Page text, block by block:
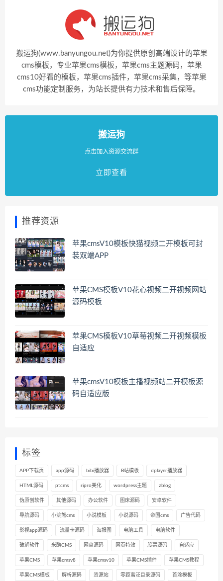
搬运狗(www.banyungou.net)为你提供原创高端设计的苹果
cms模板，专业苹果cms模板，苹果cms主题源码，苹果
cms10好看的模板，苹果cms插件，苹果cms采集，等苹果
cms功能定制服务，为站长提供有力技术和售后保障。
搬运狗
点击加入资源交流群
立即查看
推荐资源
苹果cmsV10模板快猫视频二开模板可封
装双端APP
苹果CMS模板V10花心视频二开视频网站
源码模板
苹果CMS模板V10草莓视频二开视频模板
自适应
苹果cmsV10模板主播视频站二开模板源
码自适应版
标签
APP下载页 app源码 bibi播放器 B站模板 dplayer播放器
HTML源码 ptcms ripro美化 wordpress主题 zblog
伪原创软件 其他源码 办公软件 图床源码 安卓软件
导航源码 小浣熊cms 小说模板 小说源码 帝国cms 广告代码
影视app源码 流量卡源码 海报图 电脑工具 电脑软件
破解软件 米酷CMS 网盘源码 网页特效 股票源码 自适应
苹果CMS 苹果cmsv8 苹果cmsv10 苹果CMS插件 苹果CMS教程
苹果CMS模板 解析源码 资源站 零距离泛目录源码 首涂模板